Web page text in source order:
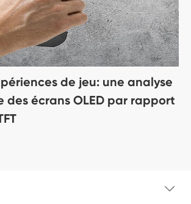
de jeu: une analyse
des écrans OLED par rapport
